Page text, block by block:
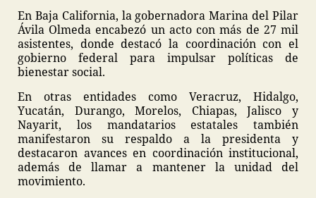
En Baja California, la gobernadora Marina del Pilar
Ávila Olmeda encabezó un acto con más de 27 mil
asistentes, donde destacó la coordinación con el
gobierno federal para impulsar políticas de
bienestar social.
En otras entidades como Veracruz, Hidalgo,
Yucatán, Durango, Morelos, Chiapas, Jalisco y
Nayarit, los mandatarios estatales también
manifestaron su respaldo a la presidenta y
destacaron avances en coordinación institucional,
además de llamar a mantener la unidad del
movimiento.